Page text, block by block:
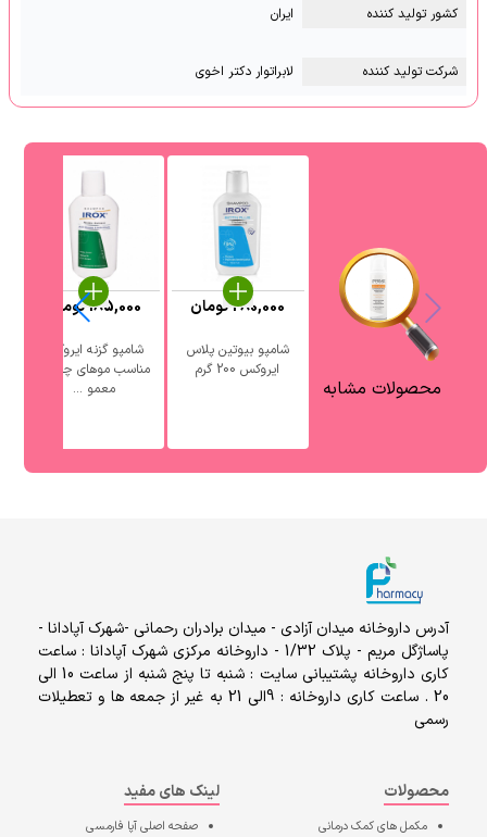
کشور تولید کننده ایران
شرکت تولید کننده لابراتوار دکتر اخوی
محصولات مشابه
شامپو بیوتین پلاس
ایروکس 200 گرم
280,000تومان
شامپو گزنه ایروکس
مناسب موهای چرب و
معمو ...
185,000تومان
آدرس داروخانه میدان آزادی - میدان برادران رحمانی -شهرک آپادانا -
پاساژگل مریم - پلاک 1/32 - داروخانه مرکزی شهرک آپادانا : ساعت
کاری داروخانه پشتیبانی سایت : شنبه تا پنج شنبه از ساعت 10 الی
20 . ساعت کاری داروخانه : 9الی 21 به غیر از جمعه ها و تعطیلات
رسمی
محصولات
مکمل های کمک درمانی
لینک های مفید
صفحه اصلیآپا فارمسی